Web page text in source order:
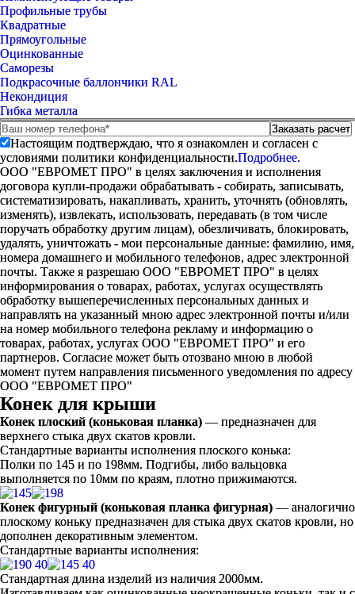
Профильные трубы
Квадратные
Прямоугольные
Оцинкованные
Саморезы
Подкрасочные баллончики RAL
Некондиция
Гибка металла
Настоящим подтверждаю, что я ознакомлен и согласен с
условиями политики конфиденциальности.Подробнее.
ООО "ЕВРОМЕТ ПРО" в целях заключения и исполнения
договора купли-продажи обрабатывать - собирать, записывать,
систематизировать, накапливать, хранить, уточнять (обновлять,
изменять), извлекать, использовать, передавать (в том числе
поручать обработку другим лицам), обезличивать, блокировать,
удалять, уничтожать - мои персональные данные: фамилию, имя,
номера домашнего и мобильного телефонов, адрес электронной
почты. Также я разрешаю ООО "ЕВРОМЕТ ПРО" в целях
информирования о товарах, работах, услугах осуществлять
обработку вышеперечисленных персональных данных и
направлять на указанный мною адрес электронной почты и/или
на номер мобильного телефона рекламу и информацию о
товарах, работах, услугах ООО "ЕВРОМЕТ ПРО" и его
партнеров. Согласие может быть отозвано мною в любой
момент путем направления письменного уведомления по адресу
ООО "ЕВРОМЕТ ПРО"
Конек для крыши
Конек плоский (коньковая планка)— предназначен для
верхнего стыка двух скатов кровли.
Стандартные варианты исполнения плоского конька:
Полки по 145 и по 198мм. Подгибы, либо вальцовка
выполняется по 10мм по краям, плотно прижимаются.
Конек фигурный (коньковая планка фигурная)— аналогично
плоскому коньку предназначен для стыка двух скатов кровли, но
дополнен декоративным элементом.
Стандартные варианты исполнения:
Стандартная длина изделий из наличия 2000мм.